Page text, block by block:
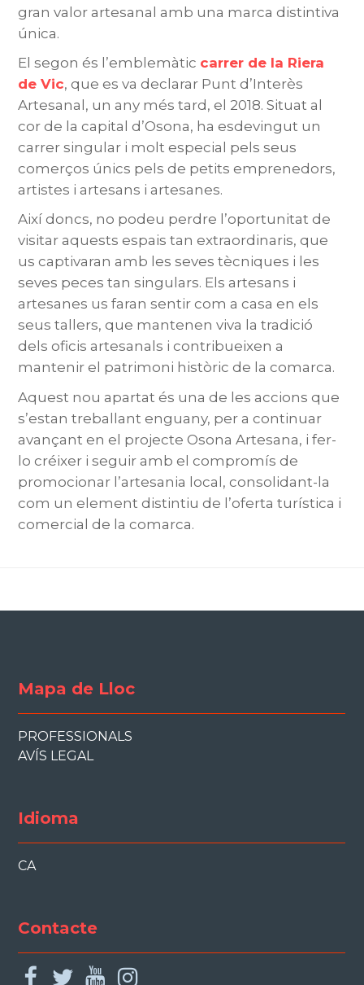
gran valor artesanal amb una marca distintiva
única.
El segon és l’emblemàtic carrer de la Riera
de Vic, que es va declarar Punt d’Interès
Artesanal, un any més tard, el 2018. Situat al
cor de la capital d’Osona, ha esdevingut un
carrer singular i molt especial pels seus
comerços únics pels de petits emprenedors,
artistes i artesans i artesanes.
Així doncs, no podeu perdre l’oportunitat de
visitar aquests espais tan extraordinaris, que
us captivaran amb les seves tècniques i les
seves peces tan singulars. Els artesans i
artesanes us faran sentir com a casa en els
seus tallers, que mantenen viva la tradició
dels oficis artesanals i contribueixen a
mantenir el patrimoni històric de la comarca.
Aquest nou apartat és una de les accions que
s’estan treballant enguany, per a continuar
avançant en el projecte Osona Artesana, i fer-
lo créixer i seguir amb el compromís de
promocionar l’artesania local, consolidant-la
com un element distintiu de l’oferta turística i
comercial de la comarca.
Mapa de Lloc
PROFESSIONALS
AVÍS LEGAL
Idioma
CA
Contacte
facebook
twitteryoutube